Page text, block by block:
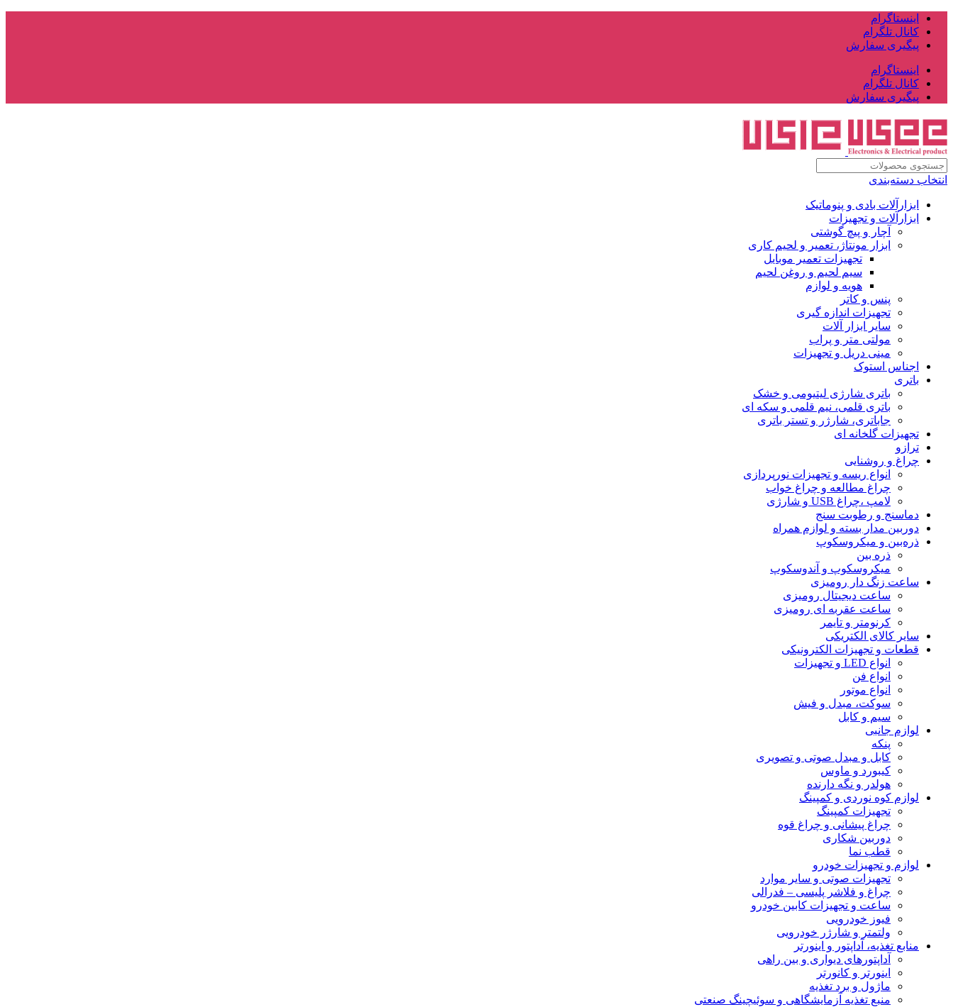
اینستاگرام
کانال تلگرام
پیگیری سفارش
اینستاگرام
کانال تلگرام
پیگیری سفارش
انتخاب دسته‌بندی
ابزارآلات بادی و پنوماتیک
ابزارآلات و تجهیزات
آچار و پیچ گوشتی
ابزار مونتاژ، تعمیر و لحیم کاری
تجهیزات تعمیر موبایل
سیم لحیم و روغن لحیم
هویه و لوازم
پنس و کاتر
تجهیزات اندازه گیری
سایر ابزار آلات
مولتی متر و پراب
مینی دریل و تجهیزات
اجناس استوک
باتری
باتری شارژی لیتیومی و خشک
باتری قلمی، نیم قلمی و سکه ای
جاباتری، شارژر و تستر باتری
تجهیزات گلخانه ای
ترازو
چراغ و روشنایی
انواع ریسه و تجهیزات نورپردازی
چراغ مطالعه و چراغ خواب
لامپ ،چراغ USB و شارژی
دماسنج و رطوبت سنج
دوربین مدار بسته و لوازم همراه
ذره‌بین و میکروسکوپ
ذره بین
میکروسکوپ و آندوسکوپ
ساعت زنگ دار رومیزی
ساعت دیجیتال رومیزی
ساعت عقربه ای رومیزی
کرنومتر و تایمر
سایر کالای الکتریکی
قطعات و تجهیزات الکترونیکی
انواع LED و تجهیزات
انواع فن
انواع موتور
سوکت، مبدل و فیش
سیم و کابل
لوازم جانبی
پنکه
کابل و مبدل صوتی و تصویری
کیبورد و ماوس
هولدر و نگه دارنده
لوازم کوه نوردی و کمپینگ
تجهیزات کمپینگ
چراغ پیشانی و چراغ قوه
دوربین شکاری
قطب نما
لوازم و تجهیزات خودرو
تجهیزات صوتی و سایر موارد
چراغ و فلاشر پلیسی – فدرالی
ساعت و تجهیزات کابین خودرو
فیوز خودرویی
ولتمتر و شارژر خودرویی
منابع تغذیه، آداپتور و اینورتر
آداپتورهای دیواری و بین راهی
اینورتر و کانورتر
ماژول و برد تغذیه
منبع تغذیه آزمایشگاهی و سوئیچینگ صنعتی